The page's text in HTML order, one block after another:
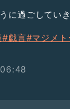
に過ごしてい
#戯言#マジメト